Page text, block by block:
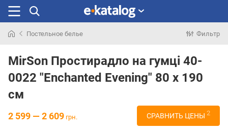
раньше
Постельное белье Фильтр
MirSon Простирадло на гумці 40-
0022 "Enchanted Evening" 80 х 190
см
2 599 — 2 609 грн. СРАВНИТЬ ЦЕНЫ 2